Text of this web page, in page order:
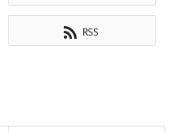
RSS